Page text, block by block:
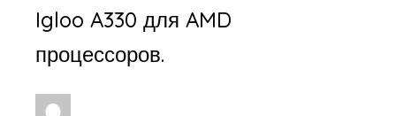
Igloo A330 для AMD
процессоров.